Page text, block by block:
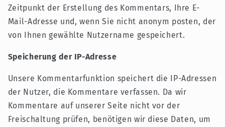
Zeitpunkt der Erstellung des Kommentars, Ihre E-
Mail-Adresse und, wenn Sie nicht anonym posten, der
von Ihnen gewählte Nutzername gespeichert.
Speicherung der IP-Adresse
Unsere Kommentarfunktion speichert die IP-Adressen
der Nutzer, die Kommentare verfassen. Da wir
Kommentare auf unserer Seite nicht vor der
Freischaltung prüfen, benötigen wir diese Daten, um